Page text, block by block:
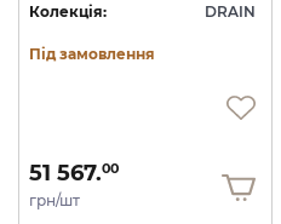
Колекція: DRAIN
Під замовлення
51 567.00
грн/шт